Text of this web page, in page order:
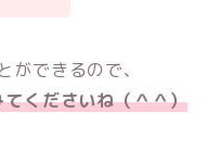
ができるので、
くださいね（＾＾）